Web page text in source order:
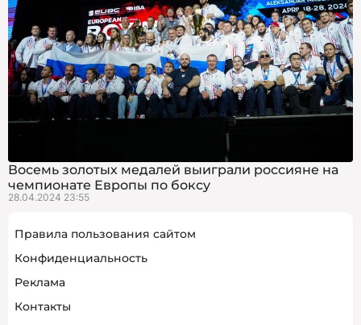
Восемь золотых медалей выиграли россияне на
чемпионате Европы по боксу
28.04.2024 23:55
Правила пользования сайтом
Конфиденциальность
Реклама
Контакты